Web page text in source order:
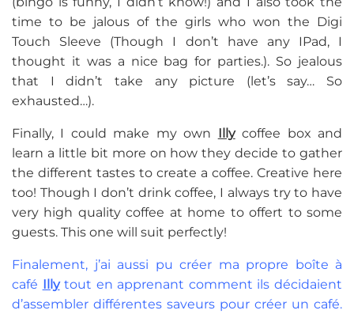
time to be jalous of the girls who won the Digi
Touch Sleeve (Though I don’t have any IPad, I
thought it was a nice bag for parties.). So jealous
that I didn’t take any picture (let’s say… So
exhausted…).
Finally, I could make my own Illycoffee box and
learn a little bit more on how they decide to gather
the different tastes to create a coffee. Creative here
too! Though I don’t drink coffee, I always try to have
very high quality coffee at home to offert to some
guests. This one will suit perfectly!
Finalement, j’ai aussi pu créer ma propre boîte à
café Illytout en apprenant comment ils décidaient
d’assembler différentes saveurs pour créer un café.